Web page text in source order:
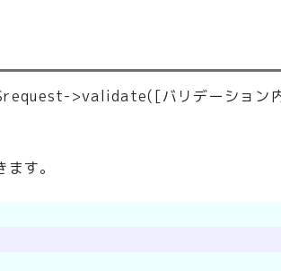
>validate([バリデーション
す。